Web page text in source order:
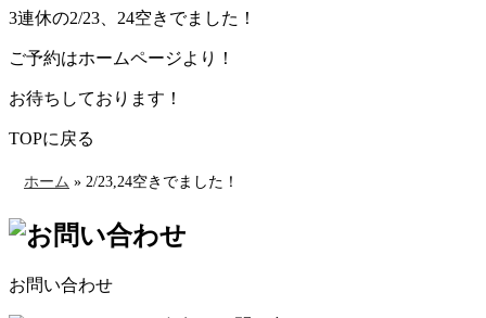
3連休の2/23、24空きでました！
ご予約はホームページより！
お待ちしております！
TOPに戻る
ホーム » 2/23,24空きでました！
お問い合わせ